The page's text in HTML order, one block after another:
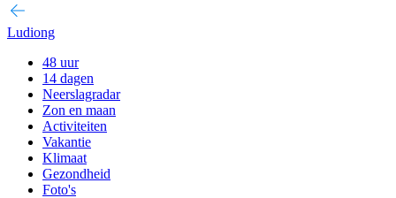
Ludiong
48 uur
14 dagen
Neerslagradar
Zon en maan
Activiteiten
Vakantie
Klimaat
Gezondheid
Foto's